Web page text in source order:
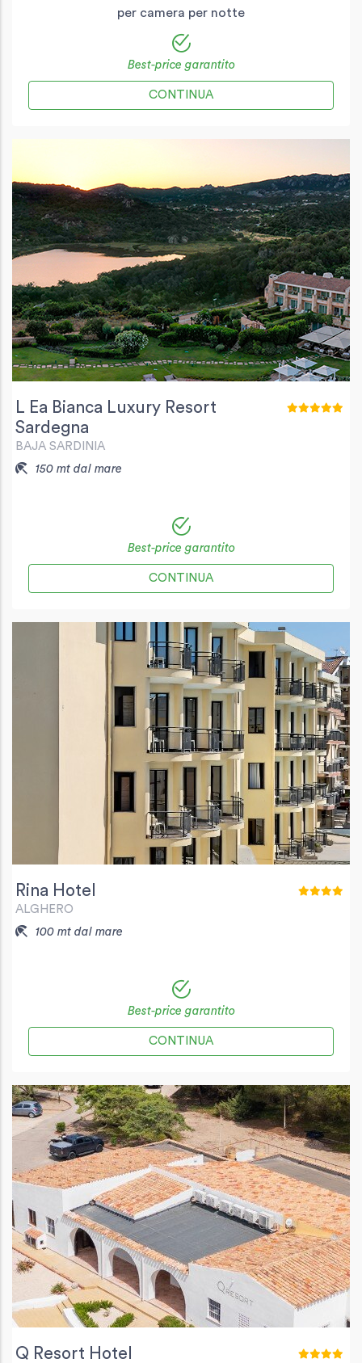
per camera per notte
Best-price garantito
CONTINUA
L Ea Bianca Luxury Resort
Sardegna
BAJA SARDINIA
150 mt dal mare
Best-price garantito
CONTINUA
Rina Hotel
ALGHERO
100 mt dal mare
Best-price garantito
CONTINUA
Q Resort Hotel